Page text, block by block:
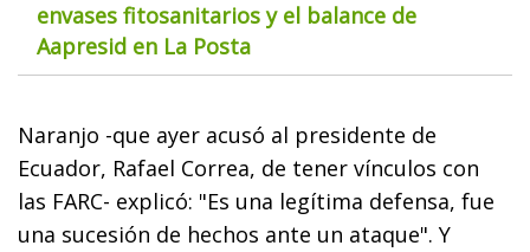
envases fitosanitarios y el balance de
Aapresid en La Posta
Naranjo -que ayer acusó al presidente de
Ecuador, Rafael Correa, de tener vínculos con
las FARC- explicó: "Es una legítima defensa, fue
una sucesión de hechos ante un ataque". Y